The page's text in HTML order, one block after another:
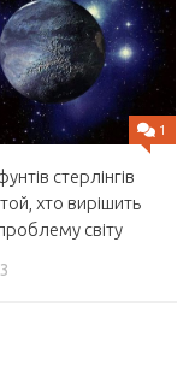
1
стерлінгів
хто вирішить
світу